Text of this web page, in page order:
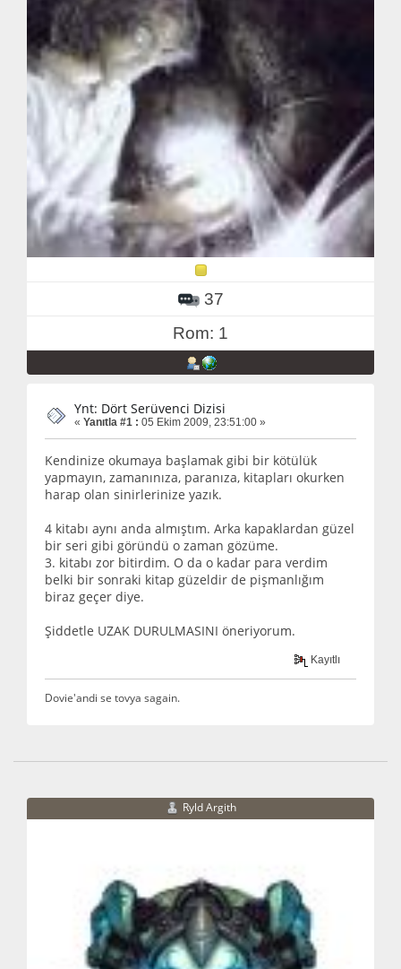
37
Rom: 1
Ynt: Dört Serüvenci Dizisi
« Yanıtla #1 : 05 Ekim 2009, 23:51:00 »
Kendinize okumaya başlamak gibi bir kötülük
yapmayın, zamanınıza, paranıza, kitapları okurken
harap olan sinirlerinize yazık.
4 kitabı aynı anda almıştım. Arka kapaklardan güzel
bir seri gibi göründü o zaman gözüme.
3. kitabı zor bitirdim. O da o kadar para verdim
belki bir sonraki kitap güzeldir de pişmanlığım
biraz geçer diye.
Şiddetle UZAK DURULMASINI öneriyorum.
Kayıtlı
Dovie'andi se tovya sagain.
Ryld Argith